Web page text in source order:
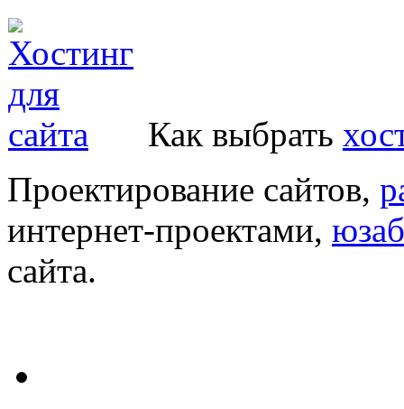
Как выбрать
Проектирование сайтов,
интернет-проектами,
сайта.